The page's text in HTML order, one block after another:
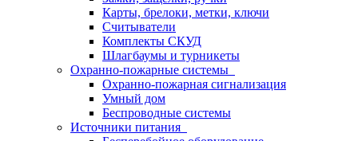
Карты, брелоки, метки, ключи
Считыватели
Комплекты СКУД
Шлагбаумы и турникеты
Охранно-пожарные системы
Охранно-пожарная сигнализация
Умный дом
Беспроводные системы
Источники питания